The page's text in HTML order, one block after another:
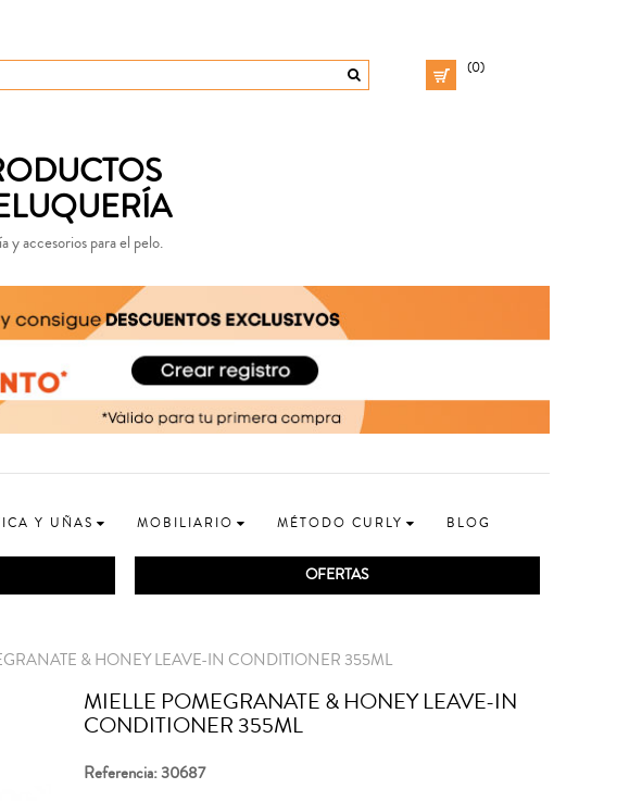
(0)
y accesorios para el pelo.
Y UÑAS MOBILIARIO MÉTODO CURLY BLOG
OFERTAS
& HONEY LEAVE-IN CONDITIONER 355ML
MIELLE POMEGRANATE & HONEY LEAVE-IN
CONDITIONER 355ML
Referencia: 30687